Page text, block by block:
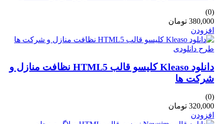
(0)
380,000 تومان
افزودن
طرح دانلودی
دانلود Kleaso کلیسو قالب HTML5 نظافت منازل و
شرکت ها
(0)
320,000 تومان
افزودن